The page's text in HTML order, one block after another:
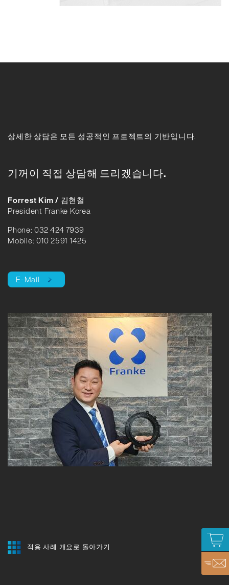
상세한 상담은 모든 성공적인 프로젝트의 기반입니다.
기꺼이 직접 상담해 드리겠습니다.
Forrest Kim / 김현철
President Franke Korea
Phone: 032 424 7939
Mobile: 010 2591 1425
E-Mail
적용 사례 개요로 돌아가기